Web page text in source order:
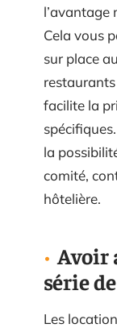
l’avantage
Cela vous
sur place
facilite la
la
comité,
hôtelière.
Avoir
série
Les